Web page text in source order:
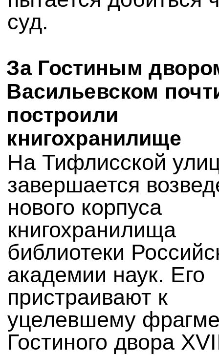
суд.
За Гостиным
Васильевском
построили
книгохранилище
На Тифлисской
завершается
нового корпуса
книгохранилища
библиотеки
академии наук. Его
пристраивают к
уцелевшему
Гостиного двора